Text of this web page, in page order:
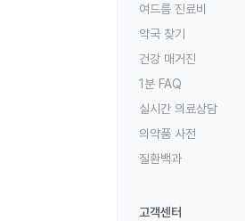
여드름 진료비
약국 찾기
건강 매거진
1분 FAQ
실시간 의료상담
의약품 사전
질환백과
고객센터